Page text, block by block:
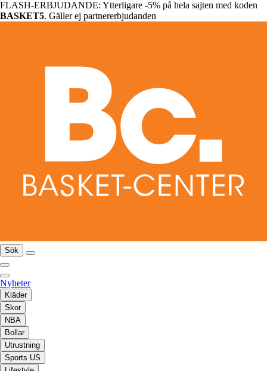
FLASH-ERBJUDANDE: Ytterligare -5% på hela sajten med koden
BASKET5. Gäller ej partnererbjudanden
Sök
Nyheter
Kläder
Skor
NBA
Bollar
Utrustning
Sports US